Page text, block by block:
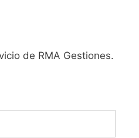
de RMA Gestiones.